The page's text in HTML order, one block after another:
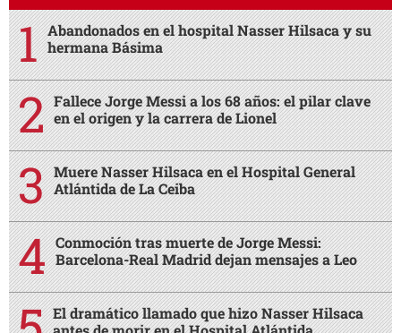
Abandonados en el hospital Nasser Hilsaca y su
hermana Básima
Fallece Jorge Messi a los 68 años: el pilar clave
en el origen y la carrera de Lionel
Muere Nasser Hilsaca en el Hospital General
Atlántida de La Ceiba
Conmoción tras muerte de Jorge Messi:
Barcelona-Real Madrid dejan mensajes a Leo
El dramático llamado que hizo Nasser Hilsaca